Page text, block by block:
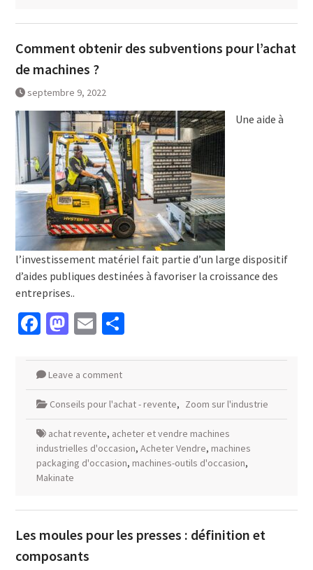
Comment obtenir des subventions pour l’achat
de machines ?
septembre 9, 2022
Une aide à
l’investissement matériel fait partie d’un large dispositif
d’aides publiques destinées à favoriser la croissance des
entreprises..
Facebook
Mastodon
EmailPartager
Leave a comment
Conseils pour l'achat - revente, Zoom sur l'industrie
achat revente, acheter et vendre machines
industrielles d'occasion, Acheter Vendre, machines
packaging d'occasion, machines-outils d'occasion,
Makinate
Les moules pour les presses : définition et
composants